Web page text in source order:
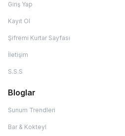
Giriş Yap
Kayıt Ol
Şifremi Kurtar Sayfası
İletişim
S.S.S
Bloglar
Sunum Trendleri
Bar & Kokteyl